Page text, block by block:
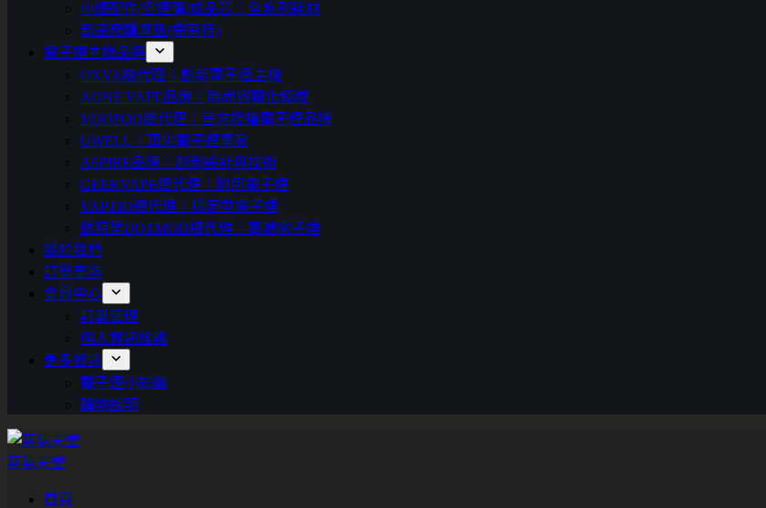
小煙配件/空煙彈/成品芯｜全系列耗材
新品預購專區(需等待)
電子煙主機品牌
OXVA總代理｜創新電子煙主機
AONE VAPE品牌｜時尚與霧化領域
VOOPOO總代理｜官方授權電子煙品牌
UWELL｜頂尖電子煙專家
ASPIRE品牌｜創新設計與技術
GEEKVAPE總代理｜耐用電子煙
VAPTIO總代理｜穩定型電子煙
佩特里DOTMOD總代理｜高端電子煙
關於我們
訂單查詢
會員中心
訂單管理
個人資訊維護
更多資訊
電子煙小知識
購物說明
蒸氣天堂
首頁